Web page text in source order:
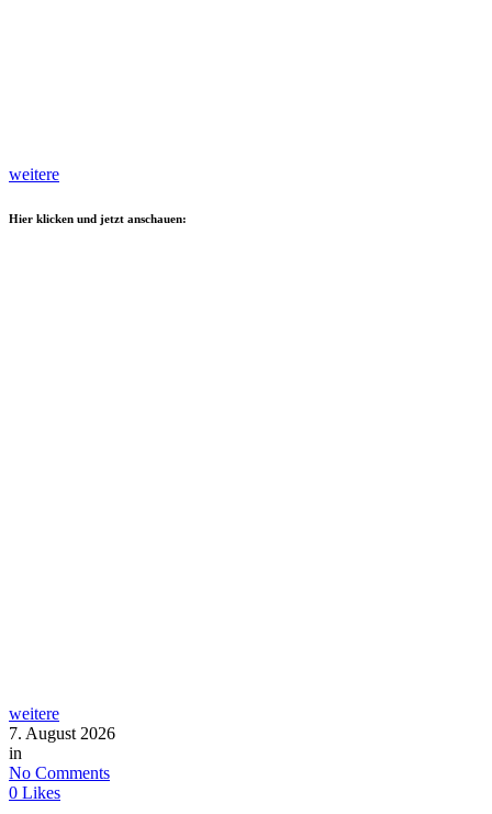
weitere
Hier klicken und jetzt anschauen:
weitere
7. August 2026
in
No Comments
0 Likes